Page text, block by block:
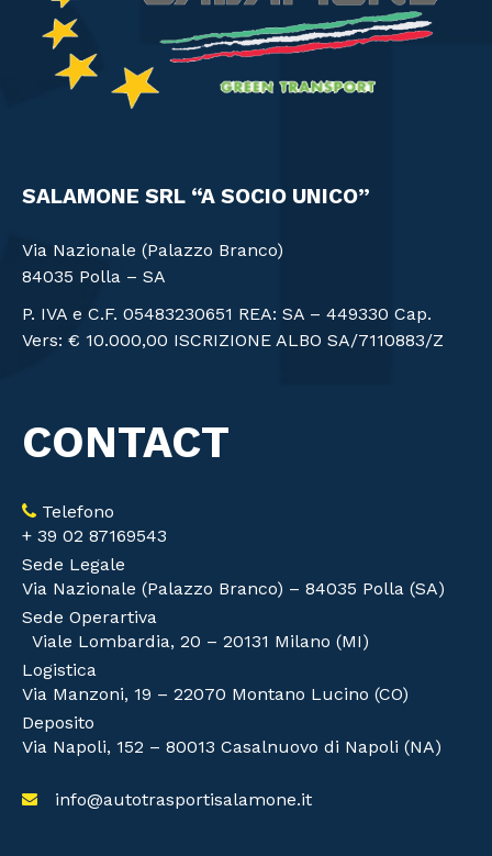
SALAMONE SRL “A SOCIO UNICO”
Via Nazionale (Palazzo Branco)
84035 Polla – SA
P. IVA e C.F. 05483230651 REA: SA – 449330 Cap.
Vers: € 10.000,00 ISCRIZIONE ALBO SA/7110883/Z
CONTACT
Telefono
+ 39 02 87169543
Sede Legale
Via Nazionale (Palazzo Branco) – 84035 Polla (SA)
Sede Operartiva
Viale Lombardia, 20 – 20131 Milano (MI)
Logistica
Via Manzoni, 19 – 22070 Montano Lucino (CO)
Deposito
Via Napoli, 152 – 80013 Casalnuovo di Napoli (NA)
info@autotrasportisalamone.it